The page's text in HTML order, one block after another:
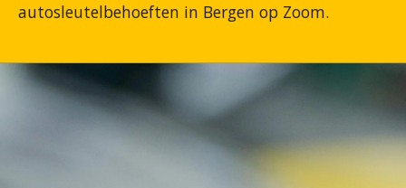
autosleutelbehoeften in Bergen op Zoom.